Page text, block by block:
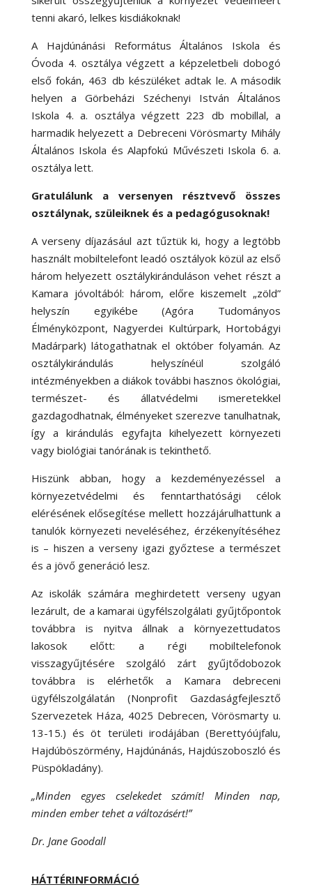
tenni akaró, lelkes kisdiákoknak!
A Hajdúnánási Református Általános Iskola és
Óvoda 4. osztálya végzett a képzeletbeli dobogó
első fokán, 463 db készüléket adtak le. A második
helyen a Görbeházi Széchenyi István Általános
Iskola 4. a. osztálya végzett 223 db mobillal, a
harmadik helyezett a Debreceni Vörösmarty Mihály
Általános Iskola és Alapfokú Művészeti Iskola 6. a.
osztálya lett.
Gratulálunk a versenyen résztvevő összes
osztálynak, szüleiknek és a pedagógusoknak!
A verseny díjazásául azt tűztük ki, hogy a legtöbb
használt mobiltelefont leadó osztályok közül az első
három helyezett osztálykiránduláson vehet részt a
Kamara jóvoltából: három, előre kiszemelt „zöld”
helyszín egyikébe (Agóra Tudományos
Élményközpont, Nagyerdei Kultúrpark, Hortobágyi
Madárpark) látogathatnak el október folyamán. Az
osztálykirándulás helyszínéül szolgáló
intézményekben a diákok további hasznos ökológiai,
természet- és állatvédelmi ismeretekkel
gazdagodhatnak, élményeket szerezve tanulhatnak,
így a kirándulás egyfajta kihelyezett környezeti
vagy biológiai tanórának is tekinthető.
Hiszünk abban, hogy a kezdeményezéssel a
környezetvédelmi és fenntarthatósági célok
elérésének elősegítése mellett hozzájárulhattunk a
tanulók környezeti neveléséhez, érzékenyítéséhez
is – hiszen a verseny igazi győztese a természet
és a jövő generáció lesz.
Az iskolák számára meghirdetett verseny ugyan
lezárult, de a kamarai ügyfélszolgálati gyűjtőpontok
továbbra is nyitva állnak a környezettudatos
lakosok előtt: a régi mobiltelefonok
visszagyűjtésére szolgáló zárt gyűjtődobozok
továbbra is elérhetők a Kamara debreceni
ügyfélszolgálatán (Nonprofit Gazdaságfejlesztő
Szervezetek Háza, 4025 Debrecen, Vörösmarty u.
13-15.) és öt területi irodájában (Berettyóújfalu,
Hajdúböszörmény, Hajdúnánás, Hajdúszoboszló és
Püspökladány).
„Minden egyes cselekedet számít! Minden nap,
minden ember tehet a változásért!”
Dr. Jane Goodall
HÁTTÉRINFORMÁCIÓ